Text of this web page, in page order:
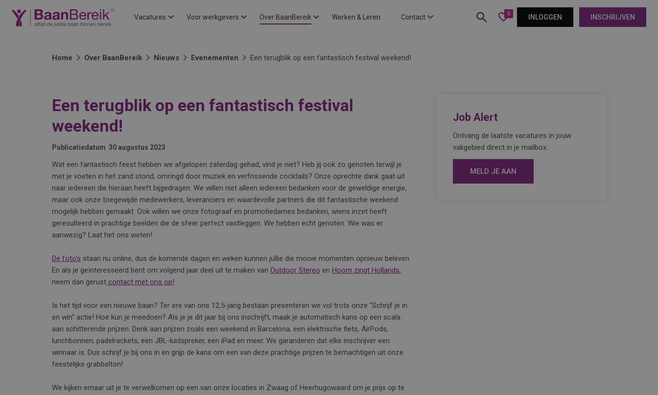
Vacatures Voor werkgevers Over BaanBereik Werken & Leren Contact 0 INLOGGEN INSCHRIJVEN
Home Over BaanBereik Nieuws Evenementen Een terugblik op een fantastisch festival weekend!
Een terugblik op een fantastisch festival
weekend!
Publicatiedatum 30 augustus 2023
Wat een fantastisch feest hebben we afgelopen zaterdag gehad, vind je niet? Heb jij ook zo genoten terwijl je
met je voeten in het zand stond, omringd door muziek en verfrissende cocktails? Onze oprechte dank gaat uit
naar iedereen die hieraan heeft bijgedragen. We willen niet alleen iedereen bedanken voor de geweldige energie,
maar ook onze toegewijde medewerkers, leveranciers en waardevolle partners die dit fantastische weekend
mogelijk hebben gemaakt. Ook willen we onze fotograaf en promotiedames bedanken, wiens inzet heeft
geresulteerd in prachtige beelden die de sfeer perfect vastleggen. We hebben echt genoten. Wie was er
aanwezig? Laat het ons weten!
De foto's staan nu online, dus de komende dagen en weken kunnen jullie die mooie momenten opnieuw beleven.
En als je geïnteresseerd bent om volgend jaar deel uit te maken van Outdoor Stereo en Hoorn zingt Hollands,
neem dan gerust contact met ons op!
Is het tijd voor een nieuwe baan? Ter ere van ons 12,5-jarig bestaan presenteren we vol trots onze "Schrijf je in
en win" actie! Hoe kun je meedoen? Als je je dit jaar bij ons inschrijft, maak je automatisch kans op een scala
aan schitterende prijzen. Denk aan prijzen zoals een weekend in Barcelona, een elektrische fiets, AirPods,
lunchbonnen, padelrackets, een JBL-luidspreker, een iPad en meer. We garanderen dat elke inschrijver een
winnaar is. Dus schrijf je bij ons in en grijp de kans om een van deze prachtige prijzen te bemachtigen uit onze
feestelijke grabbelton!
We kijken ernaar uit je te verwelkomen op een van onze locaties in Zwaag of Heerhugowaard om je prijs op te
Job Alert
Ontvang de laatste vacatures in jouw
vakgebied direct in je mailbox.
MELD JE AAN